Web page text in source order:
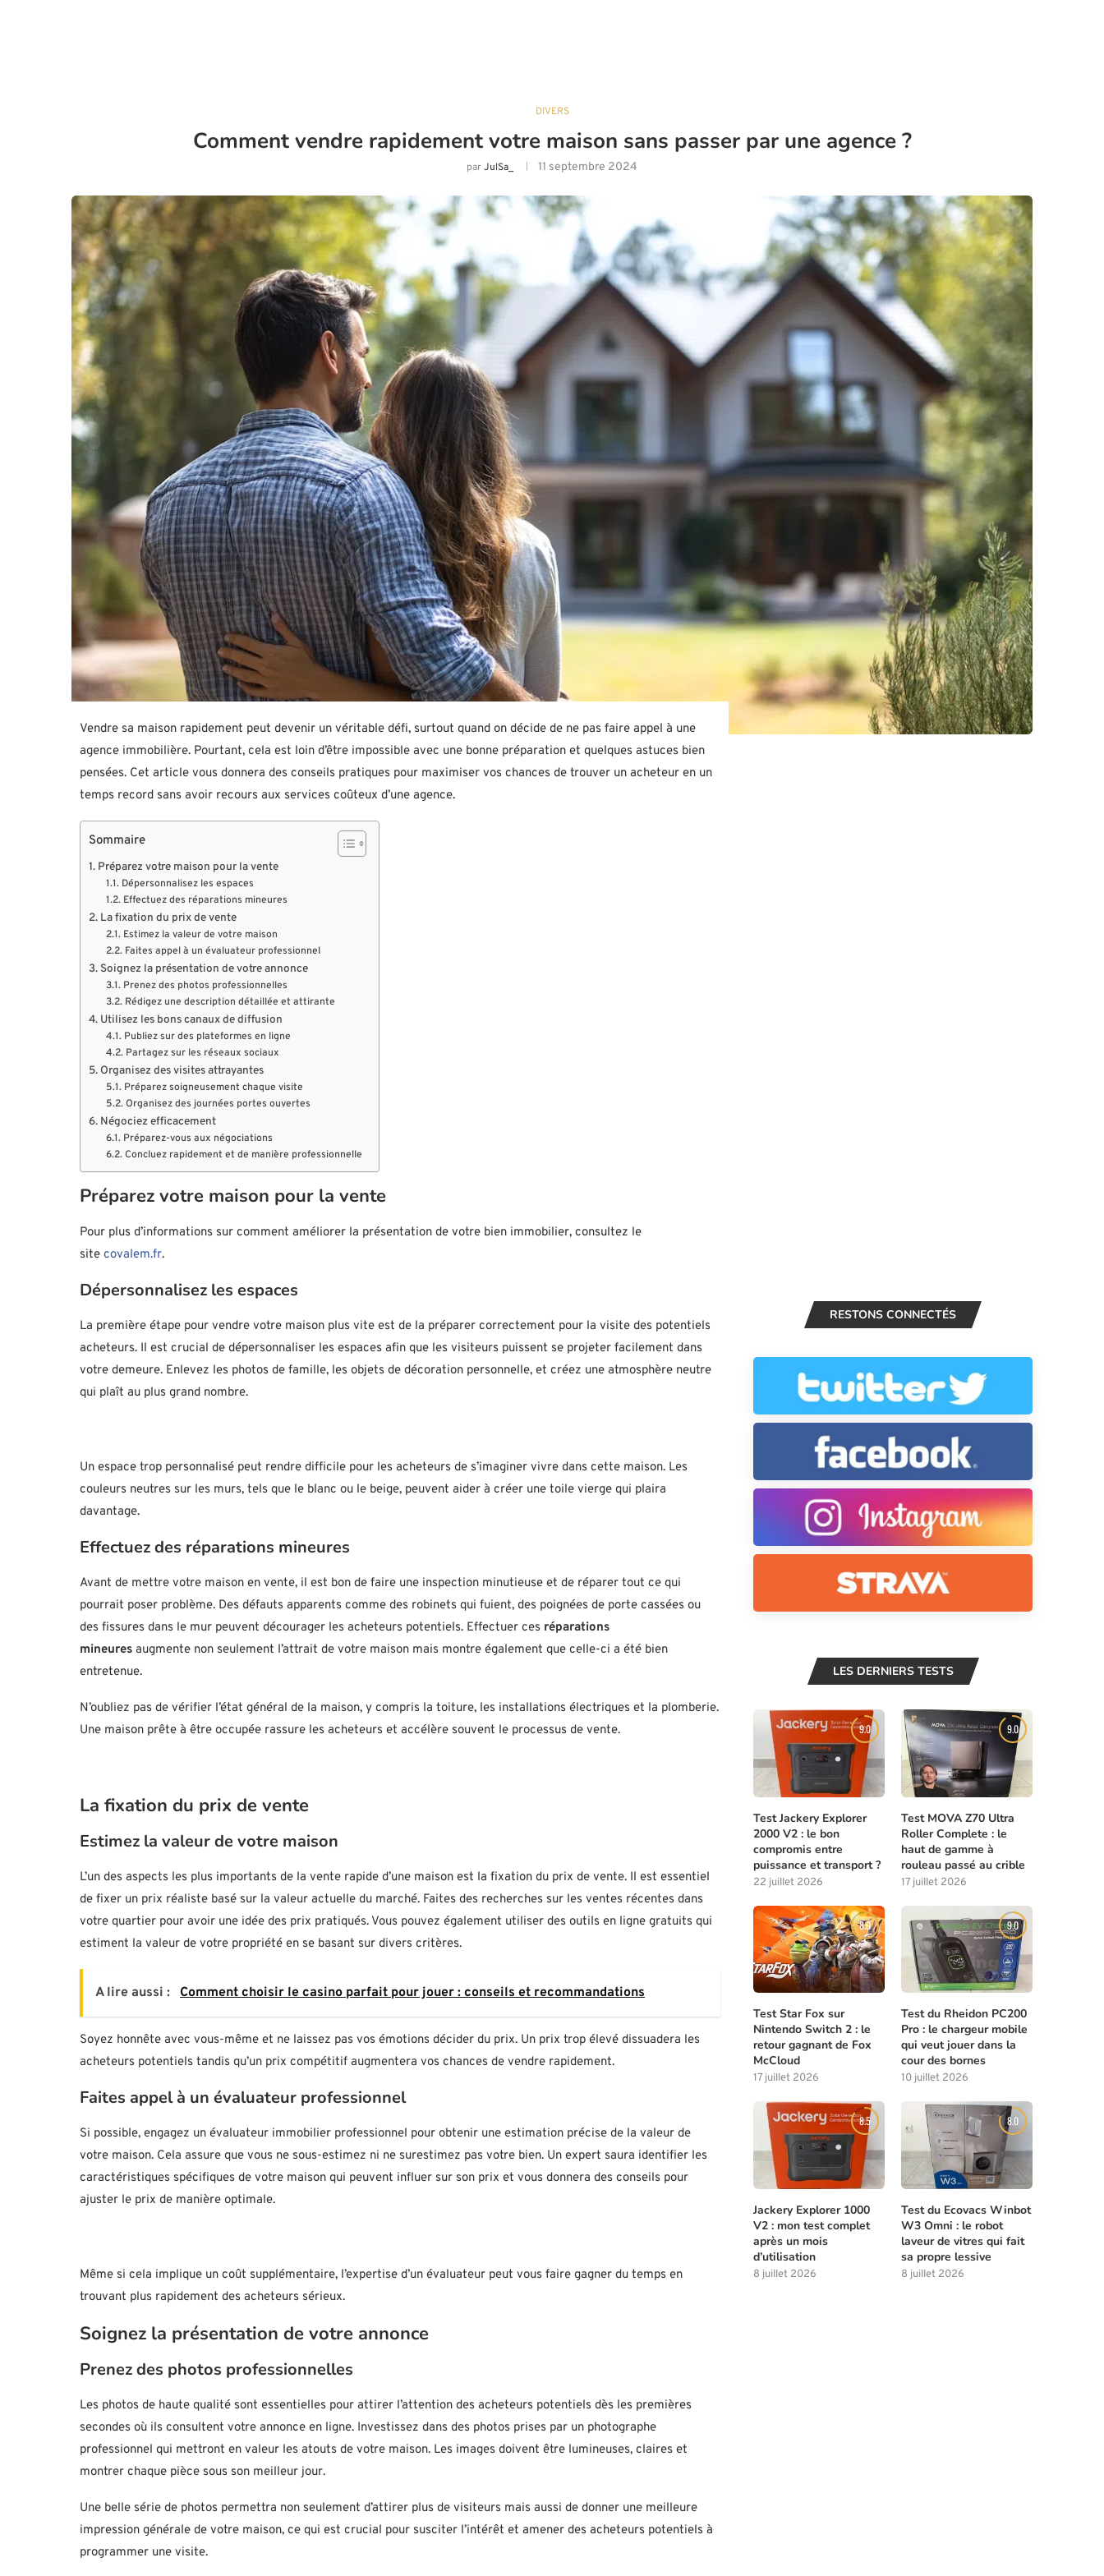
DIVERS
Comment vendre rapidement votre maison sans passer par une agence ?
parJulSa_ 11 septembre 2024
Vendre sa maison rapidement peut devenir un véritable défi, surtout quand on décide de ne pas faire appel à une
agence immobilière. Pourtant, cela est loin d’être impossible avec une bonne préparation et quelques astuces bien
pensées. Cet article vous donnera des conseils pratiques pour maximiser vos chances de trouver un acheteur en un
temps record sans avoir recours aux services coûteux d’une agence.
Sommaire
Préparez votre maison pour la vente
Dépersonnalisez les espaces
Effectuez des réparations mineures
La fixation du prix de vente
Estimez la valeur de votre maison
Faites appel à un évaluateur professionnel
Soignez la présentation de votre annonce
Prenez des photos professionnelles
Rédigez une description détaillée et attirante
Utilisez les bons canaux de diffusion
Publiez sur des plateformes en ligne
Partagez sur les réseaux sociaux
Organisez des visites attrayantes
Préparez soigneusement chaque visite
Organisez des journées portes ouvertes
Négociez efficacement
Préparez-vous aux négociations
Concluez rapidement et de manière professionnelle
Préparez votre maison pour la vente
Pour plus d’informations sur comment améliorer la présentation de votre bien immobilier, consultez le
site covalem.fr.
Dépersonnalisez les espaces
La première étape pour vendre votre maison plus vite est de la préparer correctement pour la visite des potentiels
acheteurs. Il est crucial de dépersonnaliser les espaces afin que les visiteurs puissent se projeter facilement dans
votre demeure. Enlevez les photos de famille, les objets de décoration personnelle, et créez une atmosphère neutre
qui plaît au plus grand nombre.
Un espace trop personnalisé peut rendre difficile pour les acheteurs de s’imaginer vivre dans cette maison. Les
couleurs neutres sur les murs, tels que le blanc ou le beige, peuvent aider à créer une toile vierge qui plaira
davantage.
Effectuez des réparations mineures
Avant de mettre votre maison en vente, il est bon de faire une inspection minutieuse et de réparer tout ce qui
pourrait poser problème. Des défauts apparents comme des robinets qui fuient, des poignées de porte cassées ou
des fissures dans le mur peuvent décourager les acheteurs potentiels. Effectuer ces réparations
mineures augmente non seulement l’attrait de votre maison mais montre également que celle-ci a été bien
entretenue.
N’oubliez pas de vérifier l’état général de la maison, y compris la toiture, les installations électriques et la plomberie.
Une maison prête à être occupée rassure les acheteurs et accélère souvent le processus de vente.
La fixation du prix de vente
Estimez la valeur de votre maison
L’un des aspects les plus importants de la vente rapide d’une maison est la fixation du prix de vente. Il est essentiel
de fixer un prix réaliste basé sur la valeur actuelle du marché. Faites des recherches sur les ventes récentes dans
votre quartier pour avoir une idée des prix pratiqués. Vous pouvez également utiliser des outils en ligne gratuits qui
estiment la valeur de votre propriété en se basant sur divers critères.
A lire aussi : Comment choisir le casino parfait pour jouer : conseils et recommandations
Soyez honnête avec vous-même et ne laissez pas vos émotions décider du prix. Un prix trop élevé dissuadera les
acheteurs potentiels tandis qu’un prix compétitif augmentera vos chances de vendre rapidement.
Faites appel à un évaluateur professionnel
Si possible, engagez un évaluateur immobilier professionnel pour obtenir une estimation précise de la valeur de
votre maison. Cela assure que vous ne sous-estimez ni ne surestimez pas votre bien. Un expert saura identifier les
caractéristiques spécifiques de votre maison qui peuvent influer sur son prix et vous donnera des conseils pour
ajuster le prix de manière optimale.
Même si cela implique un coût supplémentaire, l’expertise d’un évaluateur peut vous faire gagner du temps en
trouvant plus rapidement des acheteurs sérieux.
Soignez la présentation de votre annonce
Prenez des photos professionnelles
Les photos de haute qualité sont essentielles pour attirer l’attention des acheteurs potentiels dès les premières
secondes où ils consultent votre annonce en ligne. Investissez dans des photos prises par un photographe
professionnel qui mettront en valeur les atouts de votre maison. Les images doivent être lumineuses, claires et
montrer chaque pièce sous son meilleur jour.
Une belle série de photos permettra non seulement d’attirer plus de visiteurs mais aussi de donner une meilleure
impression générale de votre maison, ce qui est crucial pour susciter l’intérêt et amener des acheteurs potentiels à
programmer une visite.
RESTONS CONNECTÉS
LES DERNIERS TESTS
9.0
Test Jackery Explorer
2000 V2 : le bon
compromis entre
puissance et transport ?
22 juillet 2026
9.0
Test MOVA Z70 Ultra
Roller Complete : le
haut de gamme à
rouleau passé au crible
17 juillet 2026
8.0
Test Star Fox sur
Nintendo Switch 2 : le
retour gagnant de Fox
McCloud
17 juillet 2026
9.0
Test du Rheidon PC200
Pro : le chargeur mobile
qui veut jouer dans la
cour des bornes
10 juillet 2026
8.5
Jackery Explorer 1000
V2 : mon test complet
après un mois
d’utilisation
8 juillet 2026
8.0
Test du Ecovacs Winbot
W3 Omni : le robot
laveur de vitres qui fait
sa propre lessive
8 juillet 2026